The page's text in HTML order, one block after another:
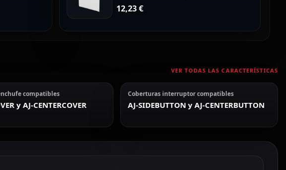
12,23€
VER TODAS LAS CARACTERÍSTICAS
compatibles
y AJ-CENTERCOVER
Coberturas interruptor compatibles
AJ-SIDEBUTTON y AJ-CENTERBUTTON